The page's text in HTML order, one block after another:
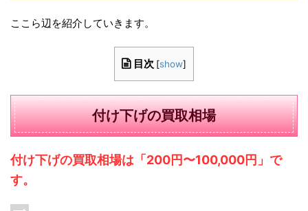
ここら辺を紹介していきます。
目次 [show]
付け下げの買取相場
付け下げの買取相場は「200円〜100,000円」で
す。